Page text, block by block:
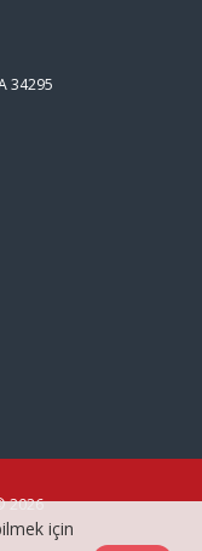
34295
2026
için